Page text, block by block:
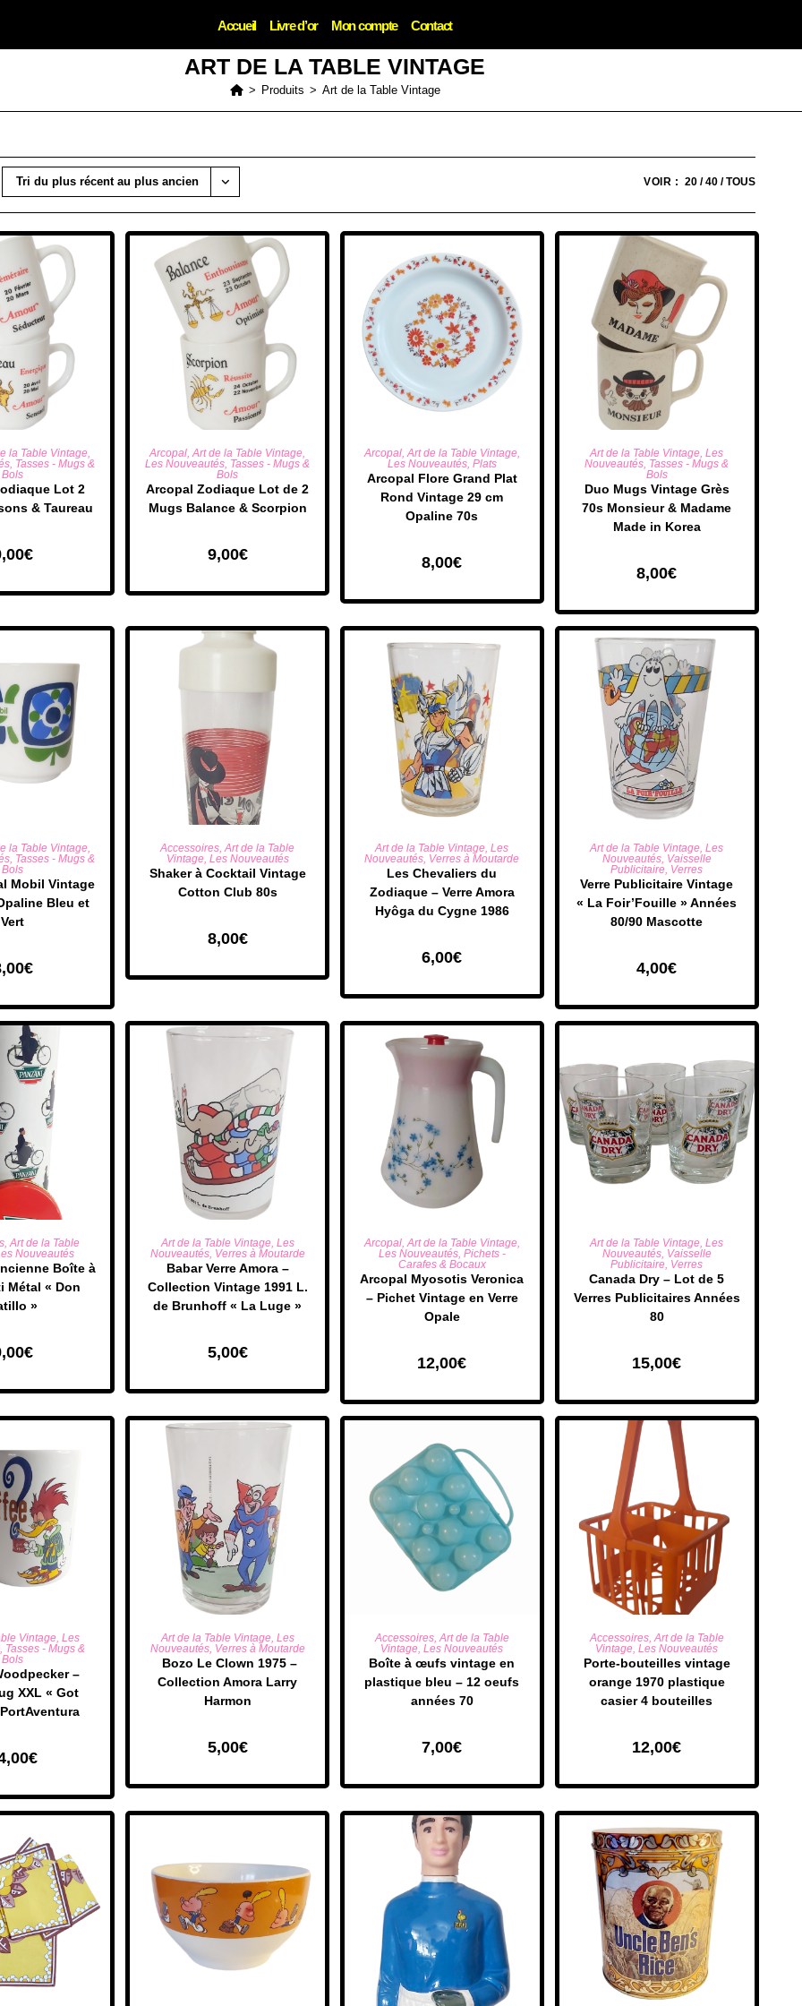
Accueil Livre d’or Mon compte Contact
ART DE LA TABLE VINTAGE
> Produits > Art de la Table Vintage
Tri du plus récent au plus ancien VOIR : 20 40 TOUS
AU PANIER
la Table Vintage,
, Tasses - Mugs &
Bols
Lot 2
& Taureau
€
AJOUTER AU PANIER
Arcopal,Art de la Table Vintage,
Les Nouveautés, Tasses - Mugs &
Bols
Arcopal Zodiaque Lot de 2
Mugs Balance & Scorpion
9,00€
AJOUTER AU PANIER
Arcopal,Art de la Table Vintage,
Les Nouveautés, Plats
​Arcopal Flore Grand Plat
Rond Vintage 29 cm
Opaline 70s
8,00€
AJOUTER AU PANIER
Art de la Table Vintage,Les
Nouveautés, Tasses - Mugs &
Bols
​Duo Mugs Vintage Grès
70s Monsieur & Madame
Made in Korea
8,00€
AU PANIER
la Table Vintage,
, Tasses - Mugs &
Bols
Mobil Vintage
Bleu et
Vert
€
AJOUTER AU PANIER
Accessoires,Art de la Table
Vintage, Les Nouveautés
Shaker à Cocktail Vintage
Cotton Club 80s
8,00€
AJOUTER AU PANIER
Art de la Table Vintage,Les
Nouveautés, Verres à Moutarde
Les Chevaliers du
Zodiaque – Verre Amora
Hyôga du Cygne 1986
6,00€
AJOUTER AU PANIER
Art de la Table Vintage,Les
Nouveautés, Vaisselle
Publicitaire, Verres
Verre Publicitaire Vintage
« La Foir’Fouille » Années
80/90 Mascotte
4,00€
AU PANIER
,Art de la Table
Nouveautés
Boîte à
Métal « Don
»
€
AJOUTER AU PANIER
Art de la Table Vintage, Les
Nouveautés, Verres à Moutarde
Babar Verre Amora –
Collection Vintage 1991 L.
de Brunhoff « La Luge »
5,00€
AJOUTER AU PANIER
Arcopal,Art de la Table Vintage,
Les Nouveautés, Pichets -
Carafes & Bocaux
Arcopal Myosotis Veronica
– Pichet Vintage en Verre
Opale
12,00€
AJOUTER AU PANIER
Art de la Table Vintage,Les
Nouveautés, Vaisselle
Publicitaire, Verres
Canada Dry – Lot de 5
Verres Publicitaires Années
80
15,00€
AU PANIER
Vintage, Les
, Tasses - Mugs &
Bols
–
XXL « Got
€
AJOUTER AU PANIER
Art de la Table Vintage, Les
Nouveautés, Verres à Moutarde
​ Bozo Le Clown 1975 –
Collection Amora Larry
Harmon
5,00€
AJOUTER AU PANIER
Accessoires,Art de la Table
Vintage,Les Nouveautés
Boîte à œufs vintage en
plastique bleu – 12 oeufs
années 70
7,00€
AJOUTER AU PANIER
Accessoires,Art de la Table
Vintage,Les Nouveautés
​Porte-bouteilles vintage
orange 1970 plastique
casier 4 bouteilles
12,00€